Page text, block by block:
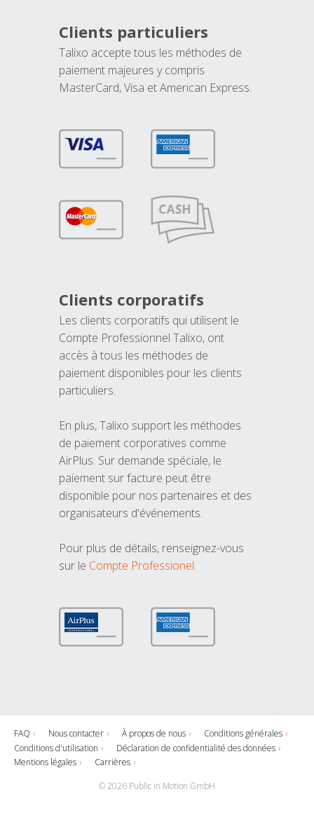
Clients particuliers
Talixo accepte tous les méthodes de
paiement majeures y compris
MasterCard, Visa et American Express.
Clients corporatifs
Les clients corporatifs qui utilisent le
Compte Professionnel Talixo, ont
accès à tous les méthodes de
paiement disponibles pour les clients
particuliers.
En plus, Talixo support les méthodes
de paiement corporatives comme
AirPlus. Sur demande spéciale, le
paiement sur facture peut être
disponible pour nos partenaires et des
organisateurs d'événements.
Pour plus de détails, renseignez-vous
sur le Compte Professionel.
FAQ Nous contacter À propos de nous
Conditions générales
Conditions d'utilisation
Déclaration de confidentialité des données
Mentions légales
Carrières
© 2026 Public in Motion GmbH